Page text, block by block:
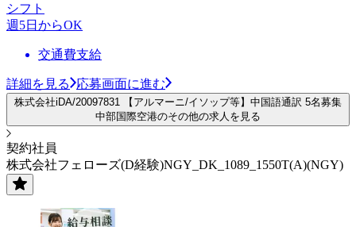
シフト
週5日からOK
交通費支給
詳細を見る 応募画面に進む
株式会社iDA/20097831 【アルマーニ/イソップ等】中国語通訳 5名募集
中部国際空港のその他の求人を見る
契約社員
株式会社フェローズ(D経験)NGY_DK_1089_1550T(A)(NGY)